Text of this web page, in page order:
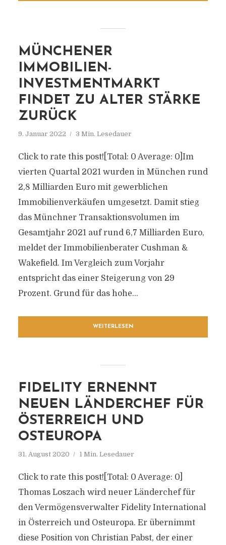
MÜNCHENER
IMMOBILIEN-
INVESTMENTMARKT
FINDET ZU ALTER STÄRKE
ZURÜCK
9. Januar 2022 3 Min. Lesedauer
Click to rate this post![Total: 0 Average: 0]Im
vierten Quartal 2021 wurden in München rund
2,8 Milliarden Euro mit gewerblichen
Immobilienverkäufen umgesetzt. Damit stieg
das Münchner Transaktionsvolumen im
Gesamtjahr 2021 auf rund 6,7 Milliarden Euro,
meldet der Immobilienberater Cushman &
Wakefield. Im Vergleich zum Vorjahr
entspricht das einer Steigerung von 29
Prozent. Grund für das hohe...
WEITERLESEN
FIDELITY ERNENNT
NEUEN LÄNDERCHEF FÜR
ÖSTERREICH UND
OSTEUROPA
31. August 2020 1 Min. Lesedauer
Click to rate this post![Total: 0 Average: 0]
Thomas Loszach wird neuer Länderchef für
den Vermögensverwalter Fidelity International
in Österreich und Osteuropa. Er übernimmt
diese Position von Christian Pabst, der einer